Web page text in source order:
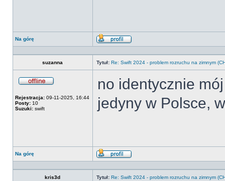
Na górę
Wyświetl
suzanna
Tytuł: Re: Swift 2024 - problem rozruchu na zimnym
Rejestracja: 09-11-2025, 16:44
Posty: 10
Suzuki: swift
no identycznie
jedyny w Polsce,
Na górę
Wyświetl
kris3d
Tytuł: Re: Swift 2024 - problem rozruchu na zimnym